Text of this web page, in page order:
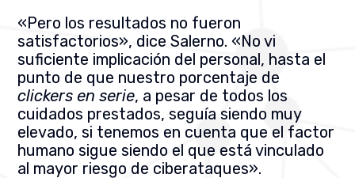
«Pero los resultados no fueron
satisfactorios», dice Salerno. «No vi
suficiente implicación del personal, hasta el
punto de que nuestro porcentaje de
clickers en serie, a pesar de todos los
cuidados prestados, seguía siendo muy
elevado, si tenemos en cuenta que el factor
humano sigue siendo el que está vinculado
al mayor riesgo de ciberataques».